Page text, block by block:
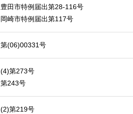
豊田市特例届出第28-116号
岡崎市特例届出第117号
第(06)00331号
(4)第273号
第243号
(2)第219号